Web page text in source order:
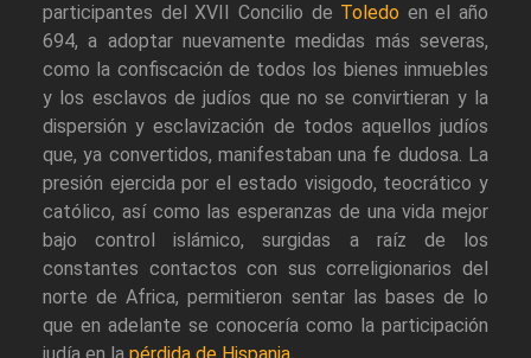
participantes del XVII Concilio de Toledo en el año
694, a adoptar nuevamente medidas más severas,
como la confiscación de todos los bienes inmuebles
y los esclavos de judíos que no se convirtieran y la
dispersión y esclavización de todos aquellos judíos
que, ya convertidos, manifestaban una fe dudosa. La
presión ejercida por el estado visigodo, teocrático y
católico, así como las esperanzas de una vida mejor
bajo control islámico, surgidas a raíz de los
constantes contactos con sus correligionarios del
norte de Africa, permitieron sentar las bases de lo
que en adelante se conocería como la participación